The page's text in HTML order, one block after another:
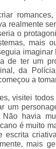
realmente
o
mais
de ter um
da
a
visitei
um
Não havia
é muito
escrita
mais